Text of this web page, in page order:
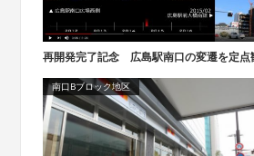
再開発完了記念 広島駅南口の変遷を定点
南口Bブロック地区